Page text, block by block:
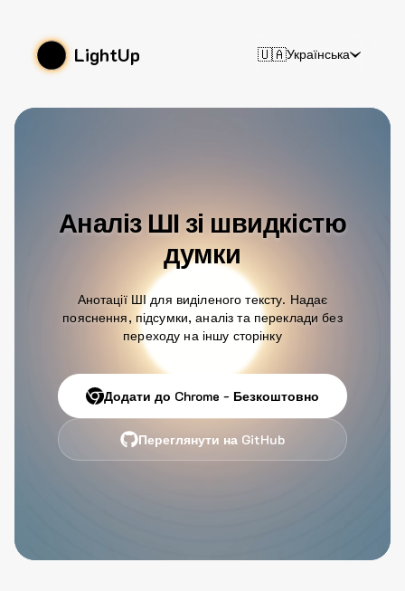
LightUp 🇺🇦Українська
Аналіз ШІ зі швидкістю
думки
Анотації ШІ для виділеного тексту. Надає
пояснення, підсумки, аналіз та переклади без
переходу на іншу сторінку
Додати до Chrome - Безкоштовно
Переглянути на GitHub